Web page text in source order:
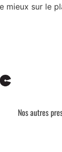
mieux sur le
Nos autres